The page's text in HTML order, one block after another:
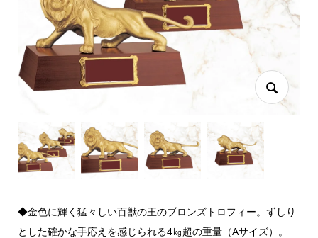
◆金色に輝く猛々しい百獣の王のブロンズトロフィー。ずしり
とした確かな手応えを感じられる4㎏超の重量（Aサイズ）。